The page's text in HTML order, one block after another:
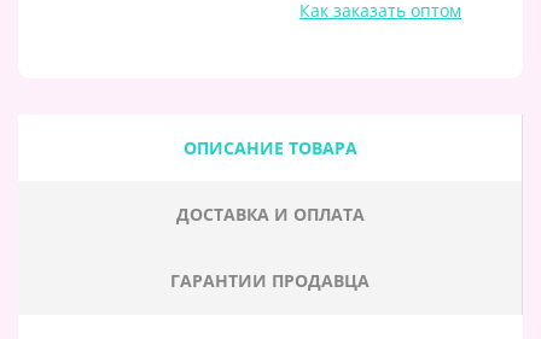
Как заказать оптом
ОПИСАНИЕ ТОВАРА
ДОСТАВКА И ОПЛАТА
ГАРАНТИИ ПРОДАВЦА